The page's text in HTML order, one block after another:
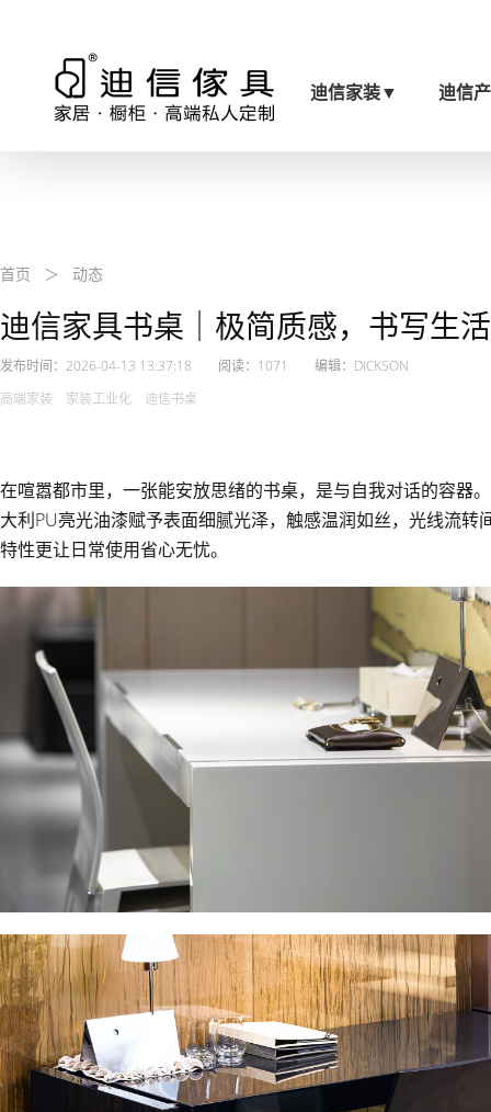
迪信家装▼ 迪信
首页 ＞ 动态
迪信家具书桌｜极简质感，书写生
发布时间：2026-04-13 13:37:18 阅读：1071 编辑：DICKSON
高端家装 家装工业化 迪信书桌
在喧嚣都市里，一张能安放思绪的书桌，是与自我对话的容器
大利PU亮光油漆赋予表面细腻光泽，触感温润如丝，光线流转
特性更让日常使用省心无忧。